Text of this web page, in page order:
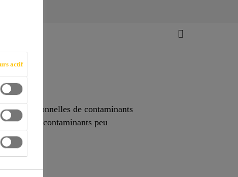
traditionnelles de contaminants
cas de contaminants peu
actif